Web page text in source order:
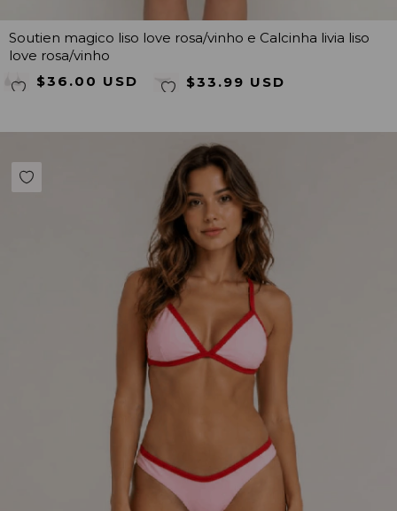
Soutien magico liso love rosa/vinho e Calcinha livia liso
love rosa/vinho
$36.00 USD
$33.99 USD